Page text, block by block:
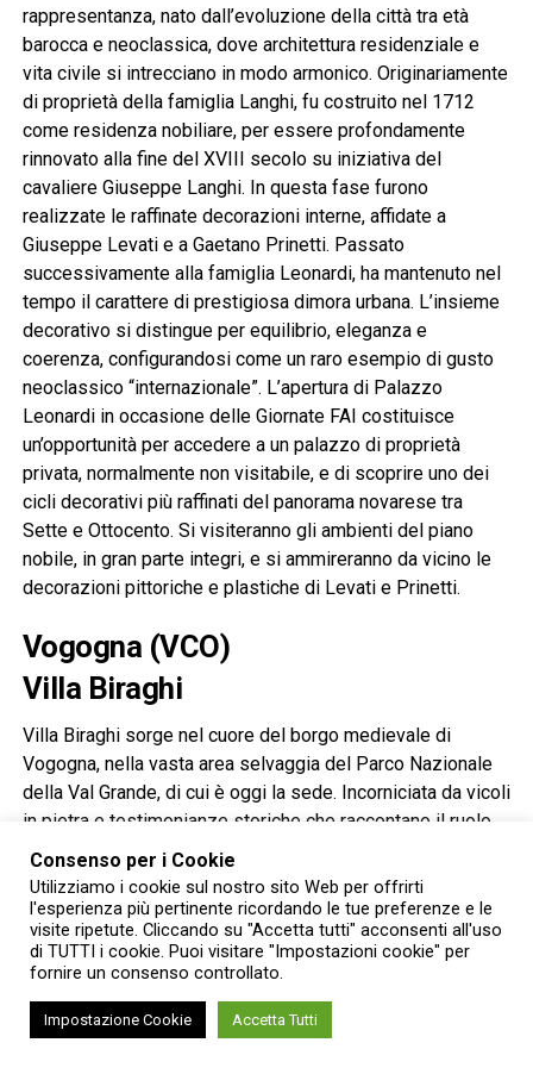
rappresentanza, nato dall’evoluzione della città tra età
barocca e neoclassica, dove architettura residenziale e
vita civile si intrecciano in modo armonico. Originariamente
di proprietà della famiglia Langhi, fu costruito nel 1712
come residenza nobiliare, per essere profondamente
rinnovato alla fine del XVIII secolo su iniziativa del
cavaliere Giuseppe Langhi. In questa fase furono
realizzate le raffinate decorazioni interne, affidate a
Giuseppe Levati e a Gaetano Prinetti. Passato
successivamente alla famiglia Leonardi, ha mantenuto nel
tempo il carattere di prestigiosa dimora urbana. L’insieme
decorativo si distingue per equilibrio, eleganza e
coerenza, configurandosi come un raro esempio di gusto
neoclassico “internazionale”. L’apertura di Palazzo
Leonardi in occasione delle Giornate FAI costituisce
un’opportunità per accedere a un palazzo di proprietà
privata, normalmente non visitabile, e di scoprire uno dei
cicli decorativi più raffinati del panorama novarese tra
Sette e Ottocento. Si visiteranno gli ambienti del piano
nobile, in gran parte integri, e si ammireranno da vicino le
decorazioni pittoriche e plastiche di Levati e Prinetti.
Vogogna (VCO)
Villa Biraghi
Villa Biraghi sorge nel cuore del borgo medievale di
Vogogna, nella vasta area selvaggia del Parco Nazionale
della Val Grande, di cui è oggi la sede. Incorniciata da vicoli
in pietra e testimonianze storiche che raccontano il ruolo
strategico e culturale di Vogogna, Villa Biraghi risplende
attraverso le vetrate a piombo colorate che illuminano le
sue 39 stanze. Il nucleo originale dell’edificio risale
almeno al 1510, come risultato dell’accorpamento di
costruzioni preesistenti, quindi acquistato e ampliato
ruolo di residenza signorile. L’aspetto e la conformazione
Consenso per i Cookie
Utilizziamo i cookie sul nostro sito Web per offrirti
l'esperienza più pertinente ricordando le tue preferenze e le
visite ripetute. Cliccando su "Accetta tutti" acconsenti all'uso
di TUTTI i cookie. Puoi visitare "Impostazioni cookie" per
fornire un consenso controllato.
Impostazione Cookie Accetta Tutti